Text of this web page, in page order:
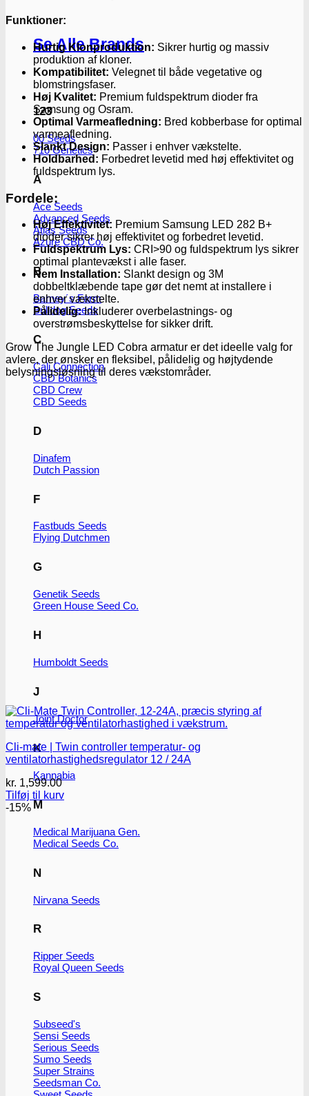
Se Alle Brands
123
00 Seeds
710 Genetics
A
Ace Seeds
Advanced Seeds
Atlas Seeds
Azure CBD Co.
B
Barney´s Farm
Bulldog Seeds
C
Cali Connection
CBD Botanics
CBD Crew
CBD Seeds
D
Dinafem
Dutch Passion
F
Fastbuds Seeds
Flying Dutchmen
G
Genetik Seeds
Green House Seed Co.
H
Humboldt Seeds
J
Joint Doctor
K
Kannabia
M
Medical Marijuana Gen.
Medical Seeds Co.
N
Nirvana Seeds
R
Ripper Seeds
Royal Queen Seeds
S
Subseed's
Sensi Seeds
Serious Seeds
Sumo Seeds
Super Strains
Seedsman Co.
Funktioner:
Hurtig Klonproduktion: Sikrer hurtig og massiv
produktion af kloner.
Kompatibilitet: Velegnet til både vegetative og
blomstringsfaser.
Høj Kvalitet: Premium fuldspektrum dioder fra
Samsung og Osram.
Optimal Varmeafledning: Bred kobberbase for optimal
varmeafledning.
Slankt Design: Passer i enhver vækstelte.
Holdbarhed: Forbedret levetid med høj effektivitet og
fuldspektrum lys.
Fordele:
Høj Effektivitet: Premium Samsung LED 282 B+
dioder sikrer høj effektivitet og forbedret levetid.
Fuldspektrum Lys: CRI>90 og fuldspektrum lys sikrer
optimal plantevækst i alle faser.
Nem Installation: Slankt design og 3M
dobbeltklæbende tape gør det nemt at installere i
enhver vækstelte.
Pålidelig:Inkluderer overbelastnings- og
overstrømsbeskyttelse for sikker drift.
Grow The Jungle LED Cobra armatur er det ideelle valg for
avlere, der ønsker en fleksibel, pålidelig og højtydende
belysningsløsning til deres vækstområder.
Cli-mate | Twin controller temperatur- og
ventilatorhastighedsregulator 12 / 24A
kr. 1,599.00
Tilføj til kurv
-15%